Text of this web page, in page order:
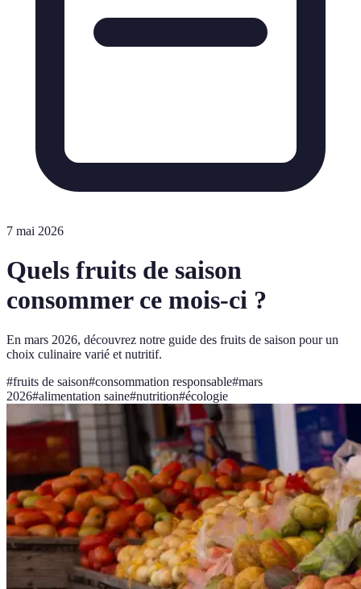
7 mai 2026
Quels fruits de saison
consommer ce mois-ci ?
En mars 2026, découvrez notre guide des fruits de saison pour un
choix culinaire varié et nutritif.
#fruits de saison#consommation responsable#mars
2026#alimentation saine#nutrition#écologie